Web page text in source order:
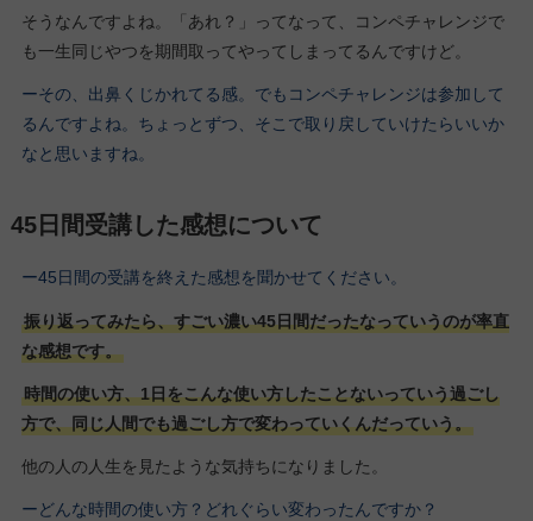
そうなんですよね。「あれ？」ってなって、コンペチャレンジで
も一生同じやつを期間取ってやってしまってるんですけど。
ーその、出鼻くじかれてる感。でもコンペチャレンジは参加して
るんですよね。ちょっとずつ、そこで取り戻していけたらいいか
なと思いますね。
45日間受講した感想について
ー45日間の受講を終えた感想を聞かせてください。
振り返ってみたら、すごい濃い45日間だったなっていうのが率直
な感想です。
時間の使い方、1日をこんな使い方したことないっていう過ごし
方で、同じ人間でも過ごし方で変わっていくんだっていう。
他の人の人生を見たような気持ちになりました。
ーどんな時間の使い方？どれぐらい変わったんですか？